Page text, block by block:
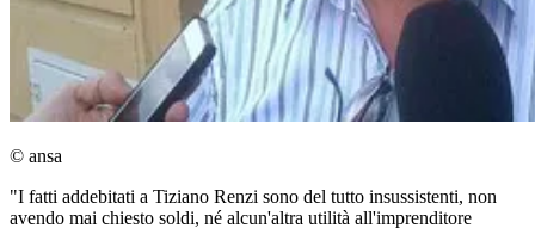
© ansa
"I fatti addebitati a Tiziano Renzi sono del tutto insussistenti, non
avendo mai chiesto soldi, né alcun'altra utilità all'imprenditore